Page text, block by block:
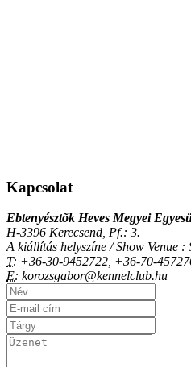
Kapcsolat
Ebtenyésztõk Heves Megyei
H-3396 Kerecsend, Pf.: 3.
A kiállítás helyszíne / Show Venue
T: +36-30-9452722, +36-70-
E: korozsgabor@kennelclub.hu